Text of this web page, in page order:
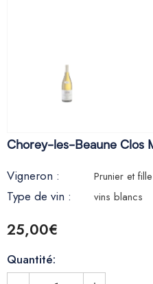
Chorey-les-Beaune Clos
Vigneron : Prunier et fille
Type de vin : vins blancs
25,00€
Quantité: